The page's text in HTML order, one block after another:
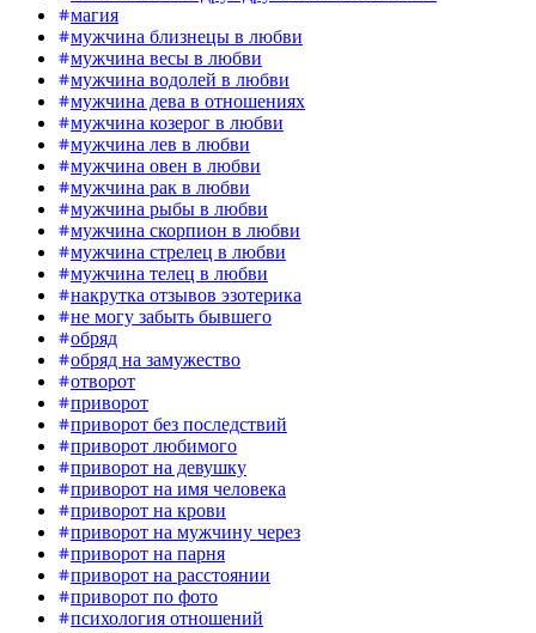
магия
мужчина близнецы в любви
мужчина весы в любви
мужчина водолей в любви
мужчина дева в отношениях
мужчина козерог в любви
мужчина лев в любви
мужчина овен в любви
мужчина рак в любви
мужчина рыбы в любви
мужчина скорпион в любви
мужчина стрелец в любви
мужчина телец в любви
накрутка отзывов эзотерика
не могу забыть бывшего
обряд
обряд на замужество
отворот
приворот
приворот без последствий
приворот любимого
приворот на девушку
приворот на имя человека
приворот на крови
приворот на мужчину через
приворот на парня
приворот на расстоянии
приворот по фото
психология отношений